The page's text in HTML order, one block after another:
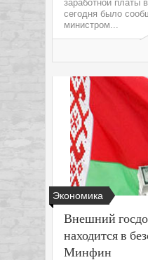
заработной платы
сегодня было
министром...
Экономика
Внешний
находится в
Минфин